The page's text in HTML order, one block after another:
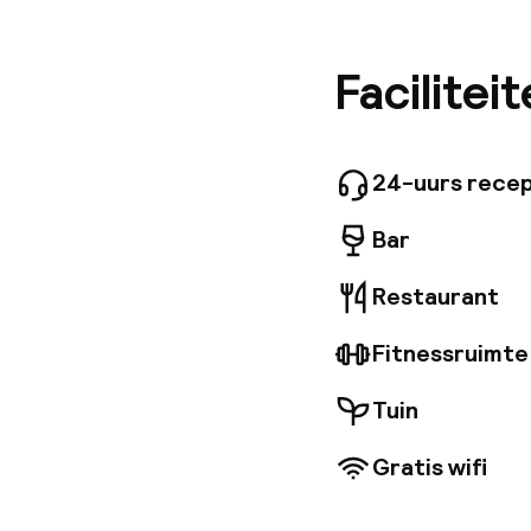
door de
ruimtes
gasten
24-uurs
Bar
Restaurant
Tuin
Gratis wifi